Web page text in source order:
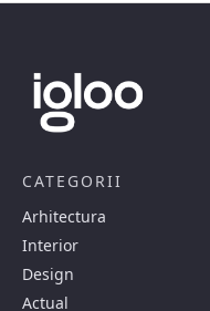
CATEGORII
Arhitectura
Interior
Design
Actual